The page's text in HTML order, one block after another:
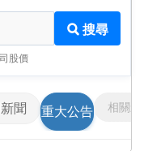
搜尋
股價
聞 重大公告 相關影